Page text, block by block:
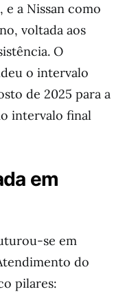
a Nissan como
voltada aos
O
o intervalo
de 2025 para a
intervalo final
em
se em
do
pilares: